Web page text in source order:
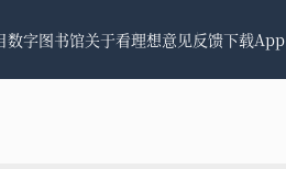
数字图书馆关于看理想意见反馈下载App